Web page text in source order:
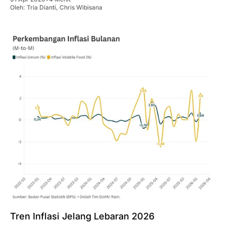
Oleh: Tria Dianti, Chris Wibisana
Tren Inflasi Jelang Lebaran 2026